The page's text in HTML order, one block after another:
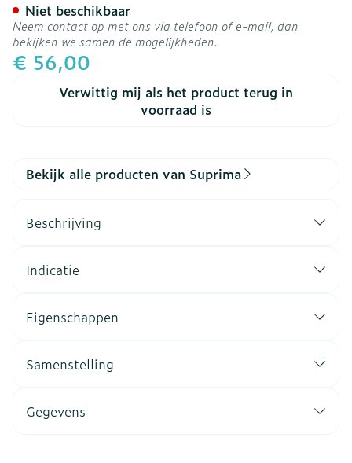
€ 56,00
Verwittig mij als het product terug in
voorraad is
Niet beschikbaar
Neem contact op met ons via telefoon of e-mail, dan
bekijken we samen de mogelijkheden.
Bekijk alle producten van Suprima
Beschrijving
Indicatie
Eigenschappen
Samenstelling
Gegevens